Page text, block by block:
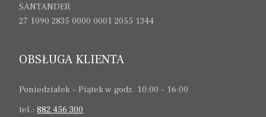
SANTANDER
27 1090 2835 0000 0001 2055 1344
OBSŁUGA KLIENTA
Poniedziałek – Piątek w godz. 10:00 – 16:00
tel.:882 456 300